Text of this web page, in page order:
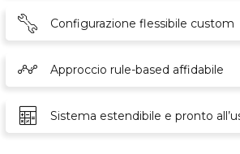
Configurazione flessibile custom
Approccio rule-based affidabile
Sistema estendibile e pronto